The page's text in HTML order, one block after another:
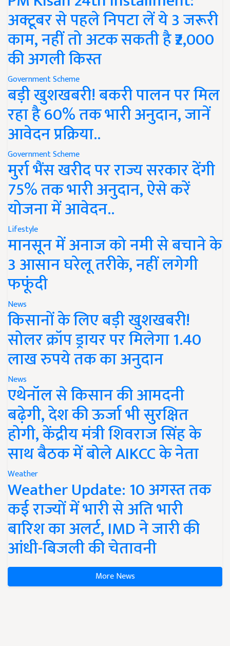
अक्टूबर से पहले निपटा लें ये 3 जरूरी
काम, नहीं तो अटक सकती है ₹2,000
की अगली किस्त
Government Scheme
बड़ी खुशखबरी! बकरी पालन पर मिल
रहा है 60% तक भारी अनुदान, जानें
आवेदन प्रक्रिया..
Government Scheme
मुर्रा भैंस खरीद पर राज्य सरकार देंगी
75% तक भारी अनुदान, ऐसे करें
योजना में आवेदन..
Lifestyle
मानसून में अनाज को नमी से बचाने के
3 आसान घरेलू तरीके, नहीं लगेगी
फफूंदी
News
किसानों के लिए बड़ी खुशखबरी!
सोलर क्रॉप ड्रायर पर मिलेगा 1.40
लाख रुपये तक का अनुदान
News
एथेनॉल से किसान की आमदनी
बढ़ेगी, देश की ऊर्जा भी सुरक्षित
होगी, केंद्रीय मंत्री शिवराज सिंह के
साथ बैठक में बोले AIKCC के नेता
Weather
Weather Update: 10 अगस्त तक
कई राज्यों में भारी से अति भारी
बारिश का अलर्ट, IMD ने जारी की
आंधी-बिजली की चेतावनी
More News